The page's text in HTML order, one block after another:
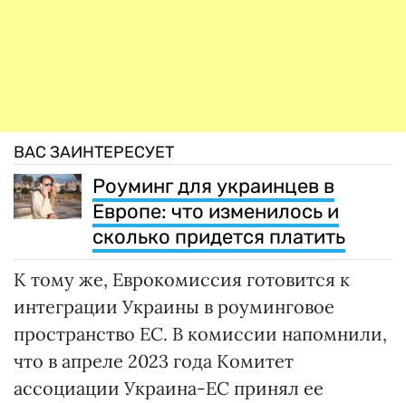
ВАС ЗАИНТЕРЕСУЕТ
Роуминг для украинцев в
Европе: что изменилось и
сколько придется платить
К тому же, Еврокомиссия готовится к
интеграции Украины в роуминговое
пространство ЕС. В комиссии напомнили,
что в апреле 2023 года Комитет
ассоциации Украина-ЕС принял ее